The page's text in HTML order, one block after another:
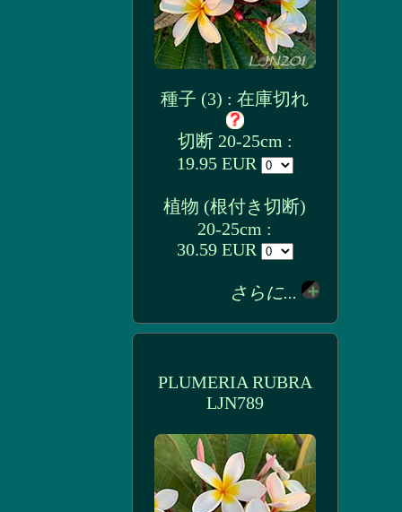
種子 (3) : 在庫切れ
切断 20-25cm :
19.95 EUR
植物 (根付き切断)
20-25cm :
30.59 EUR
さらに...
PLUMERIA RUBRA
LJN789